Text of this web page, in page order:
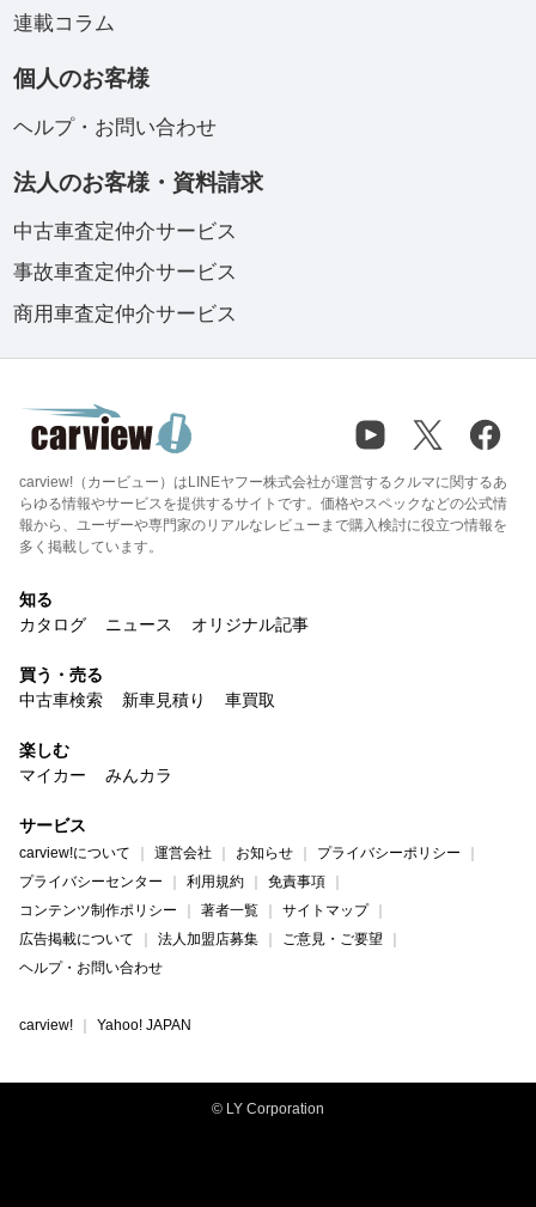
連載コラム
個人のお客様
ヘルプ・お問い合わせ
法人のお客様・資料請求
中古車査定仲介サービス
事故車査定仲介サービス
商用車査定仲介サービス
carview!（カービュー）はLINEヤフー株式会社が運営するクルマに関するあ
らゆる情報やサービスを提供するサイトです。価格やスペックなどの公式情
報から、ユーザーや専門家のリアルなレビューまで購入検討に役立つ情報を
多く掲載しています。
知る
カタログ
ニュース オリジナル記事
買う・売る
中古車検索
新車見積り 車買取
楽しむ
マイカー
みんカラ
サービス
carview!について 運営会社 お知らせ
プライバシーポリシー
プライバシーセンター
利用規約
免責事項
コンテンツ制作ポリシー
著者一覧
サイトマップ
広告掲載について
法人加盟店募集
ご意見・ご要望
ヘルプ・お問い合わせ
carview! Yahoo! JAPAN
© LY Corporation